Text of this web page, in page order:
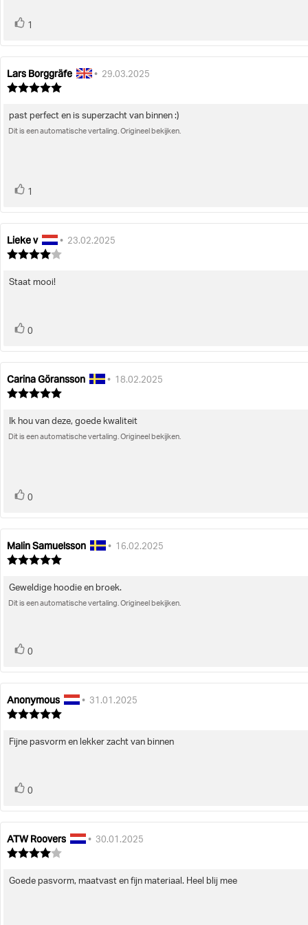
Stem
1
Auteur
van
beoordeling:
Lars Borggräfe • Beoordelingsdatum:
29.03.2025
5
sterren
Beoordelingstekst:
past perfect en is superzacht van binnen :)
Dit is een automatische vertaling. Origineel bekijken.
Stem
1
Auteur
van
beoordeling:
Lieke v • Beoordelingsdatum:
23.02.2025
Beoordelingstekst:
Staat mooi!
Stem
0
Auteur
van
beoordeling:
Carina Göransson • Beoordelingsdatum:
18.02.2025
5
sterren
Beoordelingstekst:
Ik hou van deze, goede kwaliteit
Dit is een automatische vertaling. Origineel bekijken.
Stem
0
Auteur
van
beoordeling:
Malin Samuelsson • Beoordelingsdatum:
16.02.2025
5
sterren
Beoordelingstekst:
Geweldige hoodie en broek.
Dit is een automatische vertaling. Origineel bekijken.
Stem
0
Auteur
van
beoordeling:
Anonymous • Beoordelingsdatum:
31.01.2025
5
Beoordelingstekst:
Fijne pasvorm en lekker zacht van binnen
Stem
0
Auteur
van
beoordeling:
ATW Roovers • Beoordelingsdatum:
30.01.2025
5
Beoordelingstekst:
Goede pasvorm, maatvast en fijn materiaal. Heel blij mee